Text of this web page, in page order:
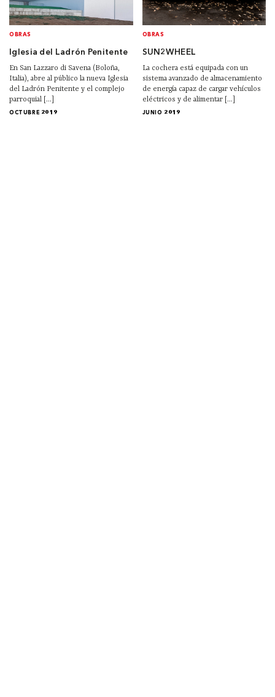
OBRAS
Iglesia del Ladrón Penitente
En San Lazzaro di Savena (Boloña,
Italia), abre al público la nueva Iglesia
del Ladrón Penitente y el complejo
parroquial [...]
OCTUBRE 2019
OBRAS
SUN2WHEEL
La cochera está equipada con un
sistema avanzado de almacenamiento
de energía capaz de cargar vehículos
eléctricos y de alimentar [...]
JUNIO 2019